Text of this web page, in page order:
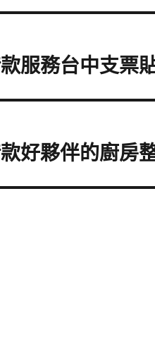
服務台中支票
好夥伴的廚房